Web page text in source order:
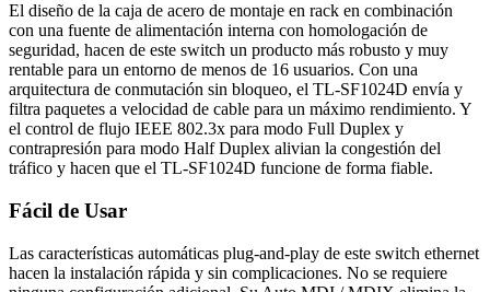
El diseño de la caja de acero de montaje en rack en combinación
con una fuente de alimentación interna con homologación de
seguridad, hacen de este switch un producto más robusto y muy
rentable para un entorno de menos de 16 usuarios. Con una
arquitectura de conmutación sin bloqueo, el TL-SF1024D envía y
filtra paquetes a velocidad de cable para un máximo rendimiento. Y
el control de flujo IEEE 802.3x para modo Full Duplex y
contrapresión para modo Half Duplex alivian la congestión del
tráfico y hacen que el TL-SF1024D funcione de forma fiable.
Fácil de Usar
Las características automáticas plug-and-play de este switch ethernet
hacen la instalación rápida y sin complicaciones. No se requiere